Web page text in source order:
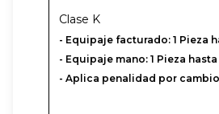
Clase K
- Equipaje facturado: 1 Pieza
- Equipaje mano: 1 Pieza
- Aplica penalidad por